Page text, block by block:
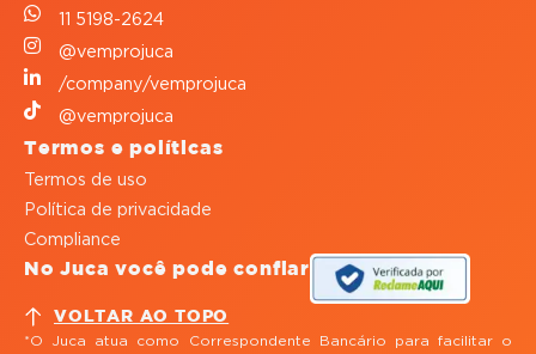
11 5198-2624
@vemprojuca
/company/vemprojuca
@vemprojuca
Termos e políticas
Termos de uso
Política de privacidade
Compliance
VOLTAR AO TOPO
No Juca você pode confiar
*O Juca atua como Correspondente Bancário para facilitar o